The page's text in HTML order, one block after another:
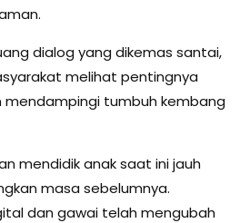
dialog yang dikemas santai,
melihat pentingnya
tumbuh kembang
mendidik anak saat ini jauh
masa sebelumnya.
dan gawai telah mengubah